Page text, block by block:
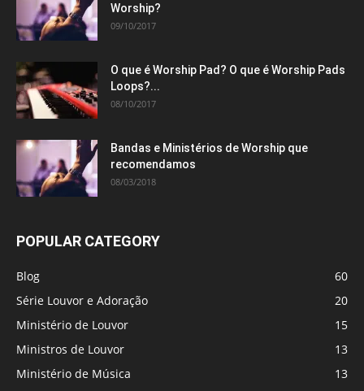
Worship?
09/10/2017
O que é Worship Pad? O que é Worship Pads
Loops?...
08/10/2017
Bandas e Ministérios de Worship que
recomendamos
08/03/2018
POPULAR CATEGORY
Blog
60
Série Louvor e Adoração
20
Ministério de Louvor
15
Ministros de Louvor
13
Ministério de Música
13